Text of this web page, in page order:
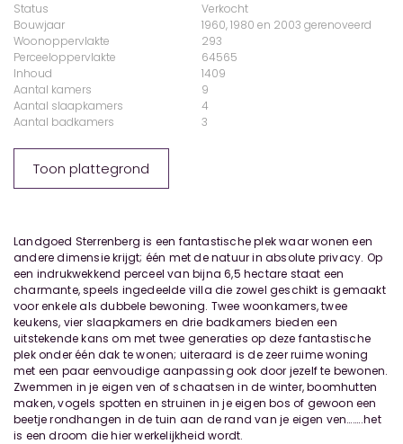
Landgoed Sterrenberg is een fantastische plek waar wonen een
andere dimensie krijgt; één met de natuur in absolute privacy. Op
een indrukwekkend perceel van bijna 6,5 hectare staat een
charmante, speels ingedeelde villa die zowel geschikt is gemaakt
voor enkele als dubbele bewoning. Twee woonkamers, twee
keukens, vier slaapkamers en drie badkamers bieden een
uitstekende kans om met twee generaties op deze fantastische
plek onder één dak te wonen; uiteraard is de zeer ruime woning
met een paar eenvoudige aanpassing ook door jezelf te bewonen.
Zwemmen in je eigen ven of schaatsen in de winter, boomhutten
maken, vogels spotten en struinen in je eigen bos of gewoon een
beetje rondhangen in de tuin aan de rand van je eigen ven……..het
is een droom die hier werkelijkheid wordt.
Status
Verkocht
Bouwjaar
1960, 1980 en 2003 gerenoveerd
Woonoppervlakte
293
Perceeloppervlakte
64565
Inhoud
1409
Aantal kamers
9
Aantal slaapkamers
4
Aantal badkamers
3
Toon plattegrond